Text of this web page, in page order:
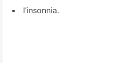
l’insonnia.